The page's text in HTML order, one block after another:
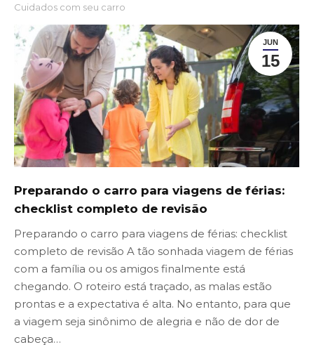
Cuidados com seu carro
JUN
15
Preparando o carro para viagens de férias:
checklist completo de revisão
Preparando o carro para viagens de férias: checklist
completo de revisão A tão sonhada viagem de férias
com a família ou os amigos finalmente está
chegando. O roteiro está traçado, as malas estão
prontas e a expectativa é alta. No entanto, para que
a viagem seja sinônimo de alegria e não de dor de
cabeça…